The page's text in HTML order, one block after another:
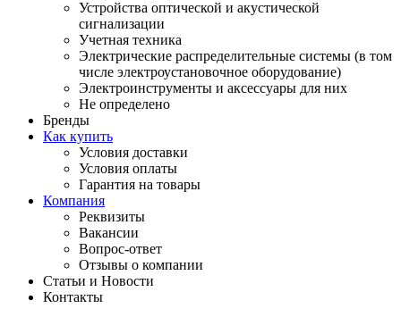
Устройства оптической и акустической
сигнализации
Учетная техника
Электрические распределительные системы (в том
числе электроустановочное оборудование)
Электроинструменты и аксессуары для них
Не определено
Бренды
Как купить
Условия доставки
Условия оплаты
Гарантия на товары
Компания
Реквизиты
Вакансии
Вопрос-ответ
Отзывы о компании
Статьи и Новости
Контакты